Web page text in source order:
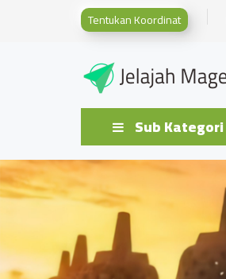
Tentukan Koordinat
Sub Kategori